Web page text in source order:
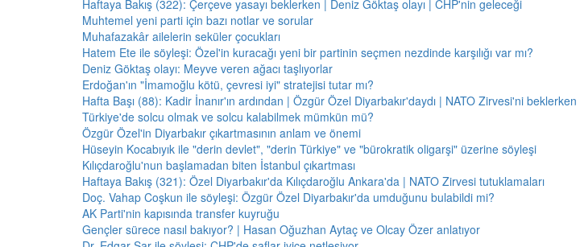
Haftaya Bakış (322): Çerçeve yasayı beklerken | Deniz Göktaş olayı | CHP'nin geleceği
Muhtemel yeni parti için bazı notlar ve sorular
Muhafazakâr ailelerin seküler çocukları
Hatem Ete ile söyleşi: Özel'in kuracağı yeni bir partinin seçmen nezdinde karşılığı var mı?
Deniz Göktaş olayı: Meyve veren ağacı taşlıyorlar
Erdoğan'ın "İmamoğlu kötü, çevresi iyi" stratejisi tutar mı?
Hafta Başı (88): Kadir İnanır'ın ardından | Özgür Özel Diyarbakır'daydı | NATO Zirvesi'ni beklerken
Türkiye'de solcu olmak ve solcu kalabilmek mümkün mü?
Özgür Özel'in Diyarbakır çıkartmasının anlam ve önemi
Hüseyin Kocabıyık ile "derin devlet", "derin Türkiye" ve "bürokratik oligarşi" üzerine söyleşi
Kılıçdaroğlu'nun başlamadan biten İstanbul çıkartması
Haftaya Bakış (321): Özel Diyarbakır'da Kılıçdaroğlu Ankara'da | NATO Zirvesi tutuklamaları
Doç. Vahap Coşkun ile söyleşi: Özgür Özel Diyarbakır'da umduğunu bulabildi mi?
AK Parti'nin kapısında transfer kuyruğu
Gençler sürece nasıl bakıyor? | Hasan Oğuzhan Aytaç ve Olcay Özer anlatıyor